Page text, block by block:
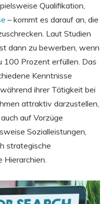
Qualifikation,
– kommt es darauf an, die
Laut Studien
dann zu bewerben, wenn
100 Prozent erfüllen. Das
Kenntnisse
ihrer Tätigkeit bei
attraktiv darzustellen,
auf Vorzüge
Sozialleistungen,
strategische
Hierarchien.